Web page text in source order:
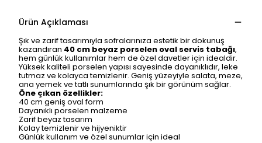
Ürün Açıklaması
Şık ve zarif tasarımıyla sofralarınıza estetik bir dokunuş
kazandıran 40 cm beyaz porselen oval servis tabağı,
hem günlük kullanımlar hem de özel davetler için idealdir.
Yüksek kaliteli porselen yapısı sayesinde dayanıklıdır, leke
tutmaz ve kolayca temizlenir. Geniş yüzeyiyle salata, meze,
ana yemek ve tatlı sunumlarında şık bir görünüm sağlar.
Öne çıkan özellikler:
40 cm geniş oval form
Dayanıklı porselen malzeme
Zarif beyaz tasarım
Kolay temizlenir ve hijyeniktir
Günlük kullanım ve özel sunumlar için ideal